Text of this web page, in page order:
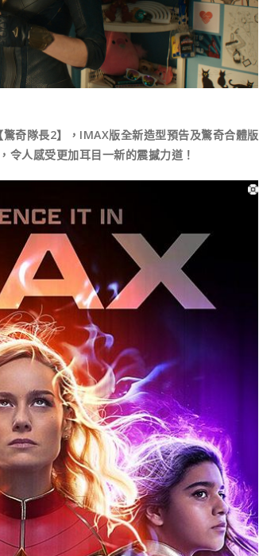
奇隊長2】，IMAX版全新造型預告及驚奇合體版
令人感受更加耳目一新的震撼力道！